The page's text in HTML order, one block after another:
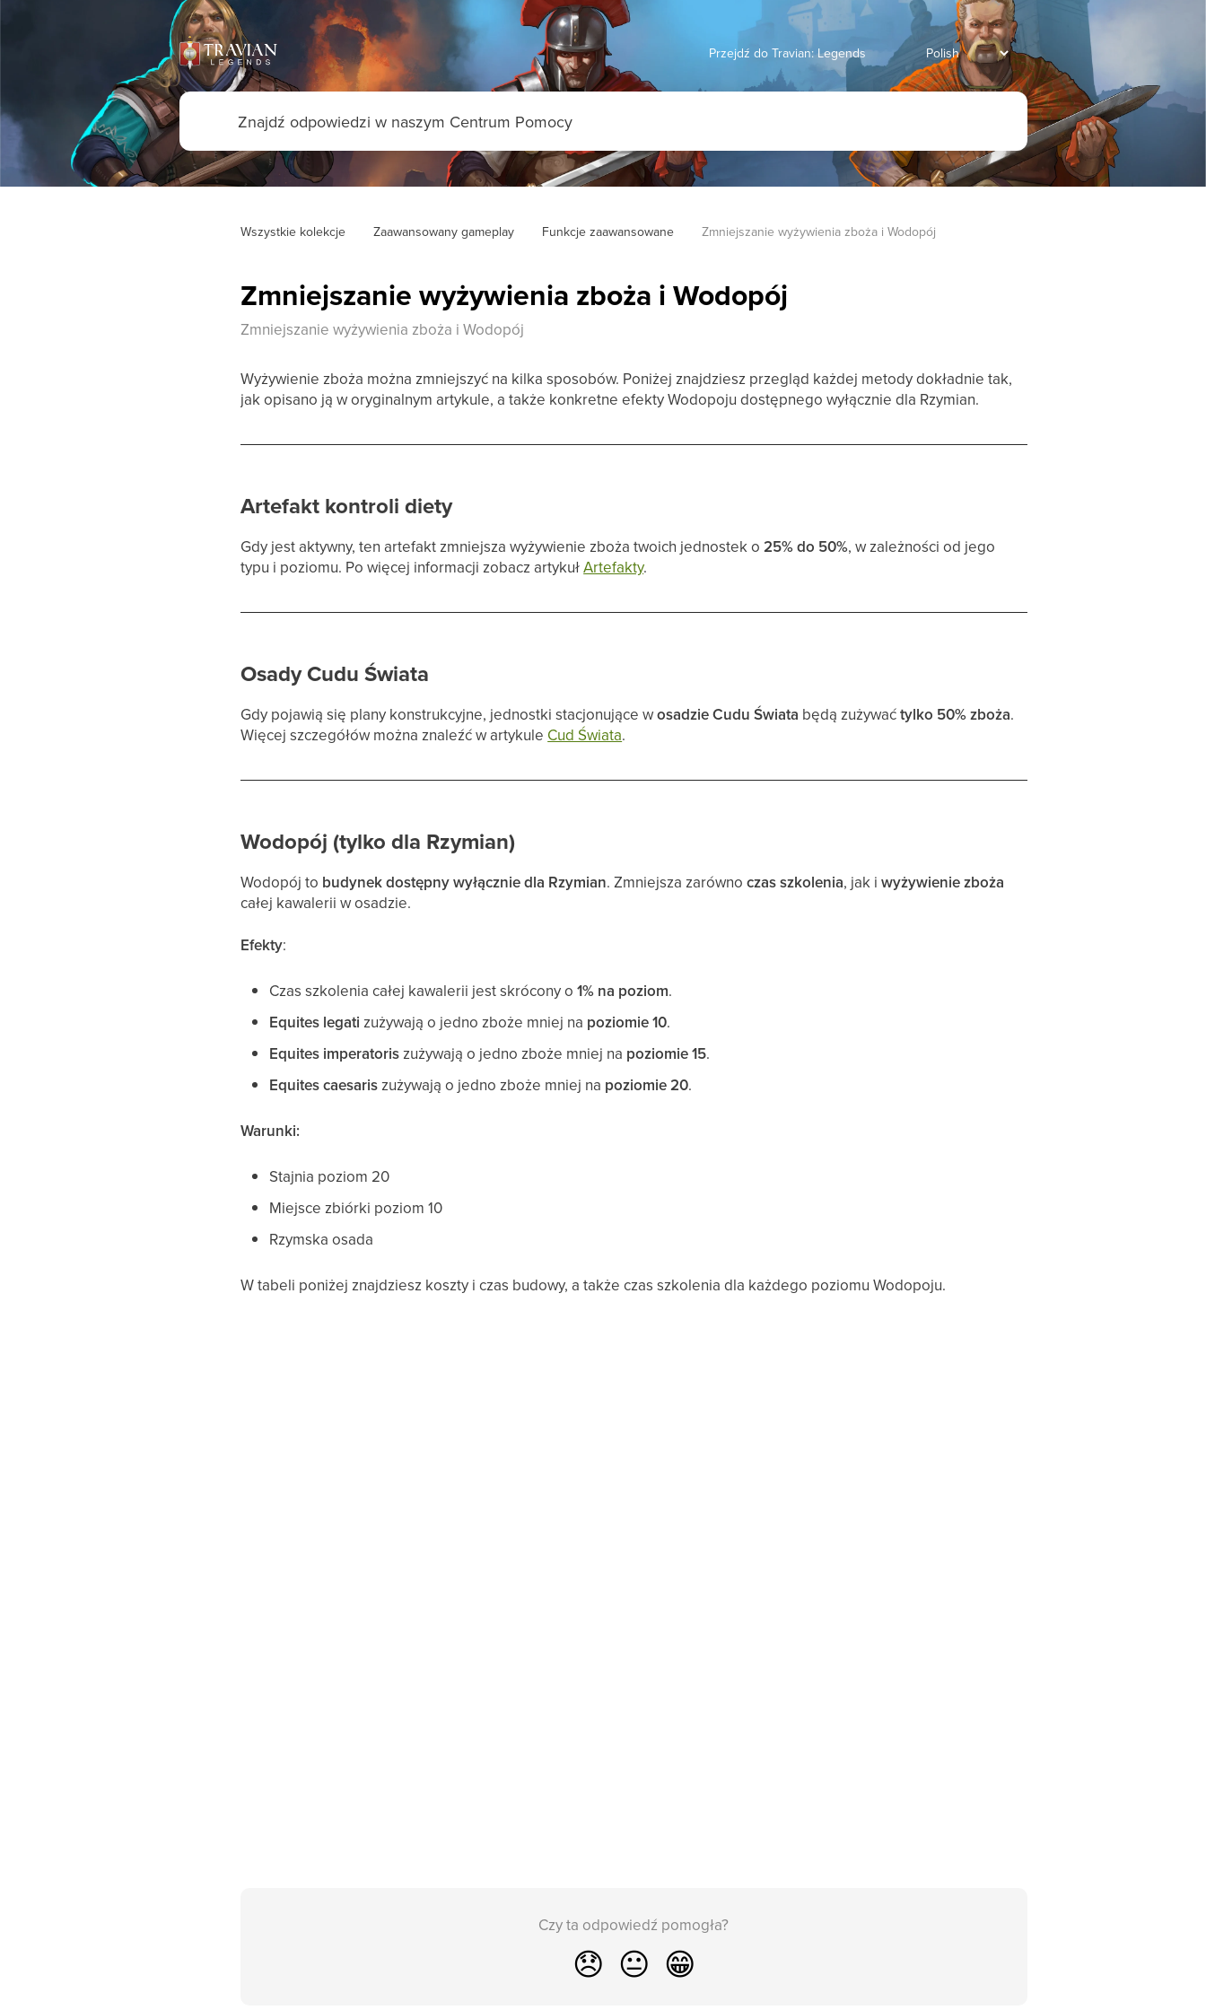
Przejdź do Travian: Legends
Wszystkie kolekcje Zaawansowany gameplay Funkcje zaawansowane Zmniejszanie wyżywienia zboża i Wodopój
Zmniejszanie wyżywienia zboża i Wodopój
Zmniejszanie wyżywienia zboża i Wodopój
Wyżywienie zboża można zmniejszyć na kilka sposobów. Poniżej znajdziesz przegląd każdej metody dokładnie tak,
jak opisano ją w oryginalnym artykule, a także konkretne efekty Wodopoju dostępnego wyłącznie dla Rzymian.
Artefakt kontroli diety
Gdy jest aktywny, ten artefakt zmniejsza wyżywienie zboża twoich jednostek o25% do 50%, w zależności od jego
typu i poziomu. Po więcej informacji zobacz artykułArtefakty.
Osady Cudu Świata
Gdy pojawią się plany konstrukcyjne, jednostki stacjonujące wosadzie Cudu Świata będą zużywaćtylko 50% zboża.
Więcej szczegółów można znaleźć w artykule Cud Świata.
Wodopój (tylko dla Rzymian)
Wodopój to budynek dostępny wyłącznie dla Rzymian. Zmniejsza zarównoczas szkolenia, jak iwyżywienie zboża
całej kawalerii w osadzie.
Efekty:
Czas szkolenia całej kawalerii jest skrócony o1% na poziom.
Equites legati zużywają o jedno zboże mniej na poziomie 10.
Equites imperatoriszużywają o jedno zboże mniej na poziomie 15.
Equites caesariszużywają o jedno zboże mniej na poziomie 20.
Warunki:
Stajnia poziom 20
Miejsce zbiórki poziom 10
Rzymska osada
W tabeli poniżej znajdziesz koszty i czas budowy, a także czas szkolenia dla każdego poziomu Wodopoju.
Czy ta odpowiedź pomogła?
😞 😐 😁